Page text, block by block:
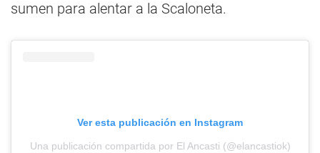
sumen para alentar a la Scaloneta.
Ver esta publicación en Instagram
Una publicación compartida por El Ancasti (@elancastiok)